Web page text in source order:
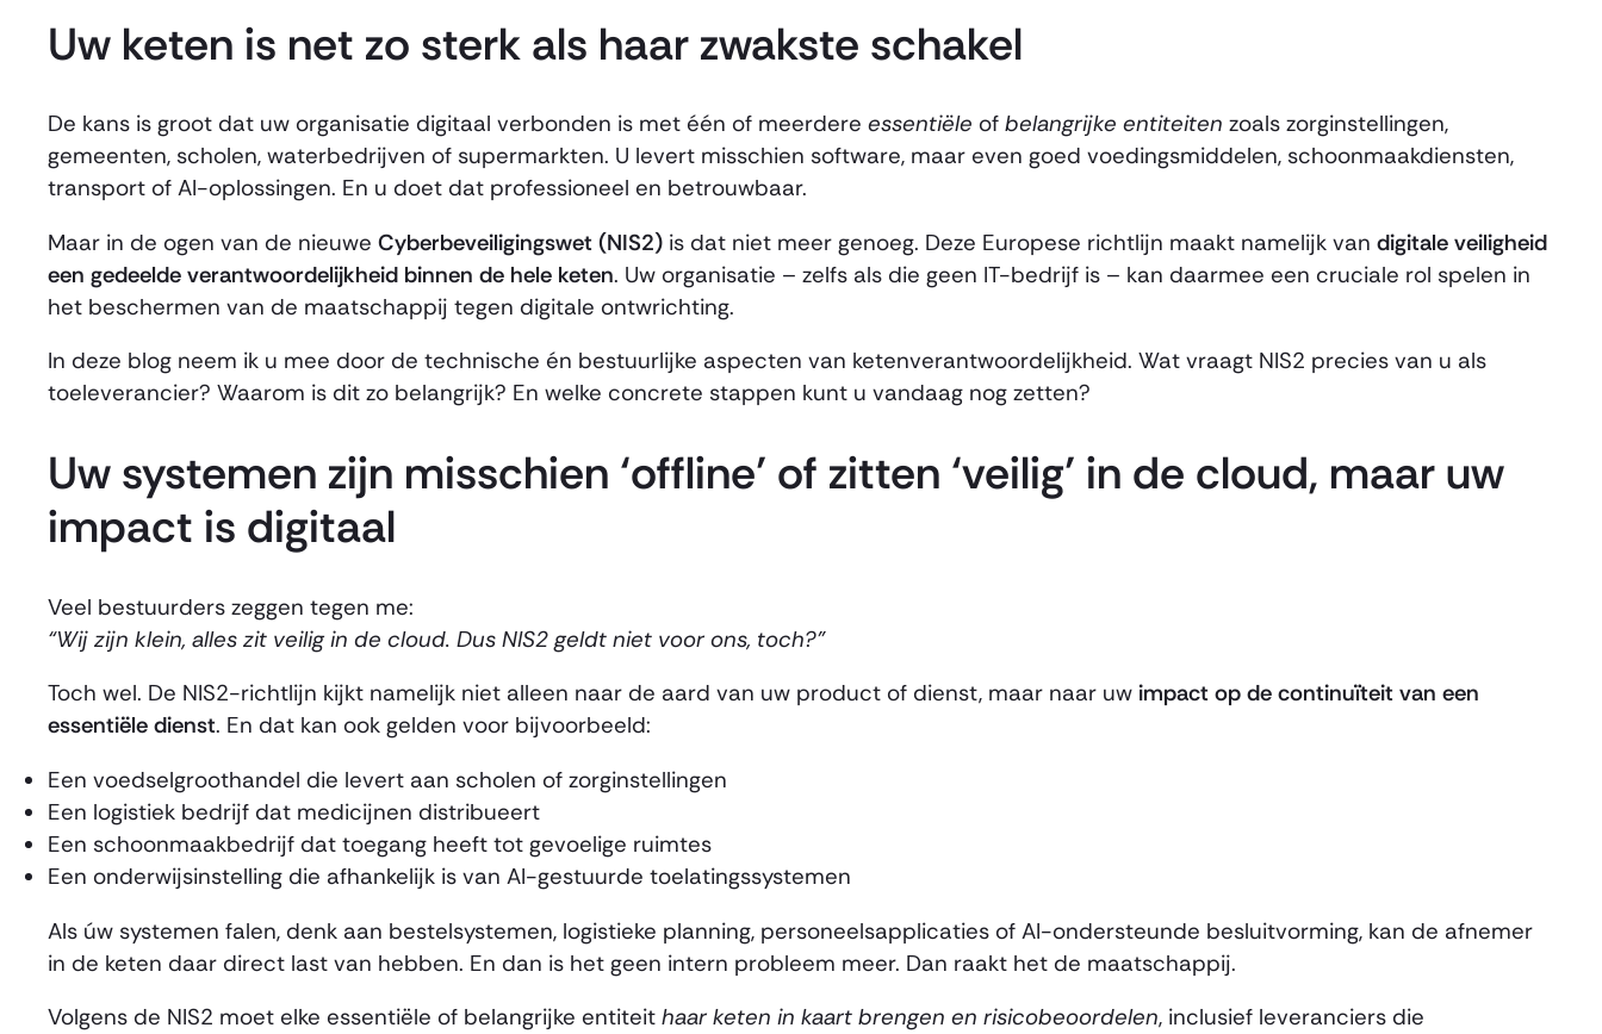
Uw keten is net zo sterk als haar zwakste schakel
De kans is groot dat uw organisatie digitaal verbonden is met één of meerdere essentiële of belangrijke entiteiten zoals zorginstellingen,
gemeenten, scholen, waterbedrijven of supermarkten. U levert misschien software, maar even goed voedingsmiddelen, schoonmaakdiensten,
transport of AI-oplossingen. En u doet dat professioneel en betrouwbaar.
Maar in de ogen van de nieuwe Cyberbeveiligingswet (NIS2) is dat niet meer genoeg. Deze Europese richtlijn maakt namelijk van digitale veiligheid
een gedeelde verantwoordelijkheid binnen de hele keten. Uw organisatie – zelfs als die geen IT-bedrijf is – kan daarmee een cruciale rol spelen in
het beschermen van de maatschappij tegen digitale ontwrichting.
In deze blog neem ik u mee door de technische én bestuurlijke aspecten van ketenverantwoordelijkheid. Wat vraagt NIS2 precies van u als
toeleverancier? Waarom is dit zo belangrijk? En welke concrete stappen kunt u vandaag nog zetten?
Uw systemen zijn misschien ‘offline’ of zitten ‘veilig’ in de cloud, maar uw
impact is digitaal
Veel bestuurders zeggen tegen me:
“Wij zijn klein, alles zit veilig in de cloud. Dus NIS2 geldt niet voor ons, toch?”
Toch wel. De NIS2-richtlijn kijkt namelijk niet alleen naar de aard van uw product of dienst, maar naar uw impact op de continuïteit van een
essentiële dienst. En dat kan ook gelden voor bijvoorbeeld:
Een voedselgroothandel die levert aan scholen of zorginstellingen
Een logistiek bedrijf dat medicijnen distribueert
Een schoonmaakbedrijf dat toegang heeft tot gevoelige ruimtes
Een onderwijsinstelling die afhankelijk is van AI-gestuurde toelatingssystemen
Als úw systemen falen, denk aan bestelsystemen, logistieke planning, personeelsapplicaties of AI-ondersteunde besluitvorming, kan de afnemer
in de keten daar direct last van hebben. En dan is het geen intern probleem meer. Dan raakt het de maatschappij.
Volgens de NIS2 moet elke essentiële of belangrijke entiteit haar keten in kaart brengen en risicobeoordelen, inclusief leveranciers die